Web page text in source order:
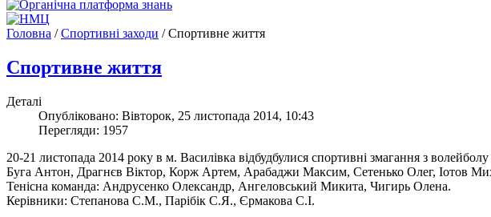
Головна /Спортивні заходи /Спортивне життя
Спортивне життя
Деталі
Опубліковано: Вівторок, 25 листопада 2014, 10:43
Перегляди: 1957
20-21 листопада 2014 року в м. Василівка відбудбулися спортивні змагання з
Буга Антон, Драгнєв Віктор, Корж Артем, Арабаджи Максим, Сетенько Олег, Іотов
Тенісна команда: Андрусенко Олександр, Ангеловський Микита, Чигирь Олена.
Керівники: Степанова С.М., Парібік С.Я., Єрмакова С.І.